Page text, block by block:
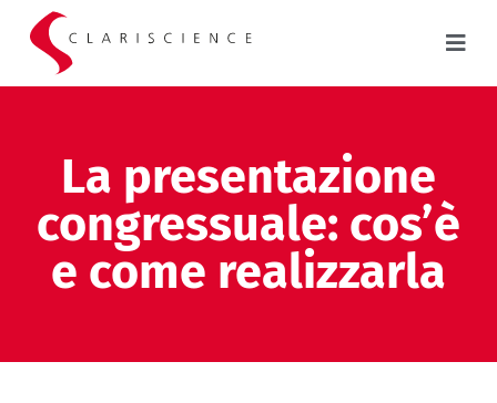
La presentazione
congressuale: cos’è
e come realizzarla